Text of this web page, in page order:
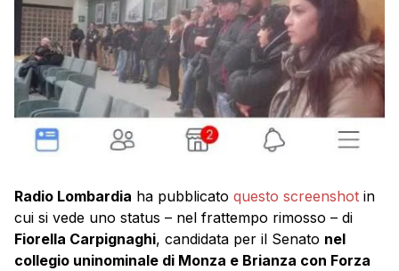
Radio Lombardia ha pubblicato questo screenshot in
cui si vede uno status – nel frattempo rimosso – di
Fiorella Carpignaghi, candidata per il Senato nel
collegio uninominale di Monza e Brianza con Forza